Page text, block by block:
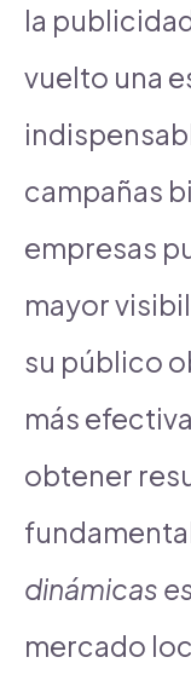
la
vuelto una
campañas
empresas
mayor
su público
más
obtener
dinámicas
mercado